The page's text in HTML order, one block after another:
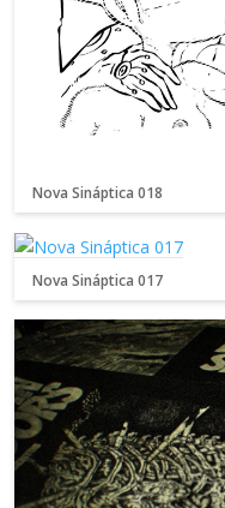
Nova Sináptica 018
Nova Sináptica 017